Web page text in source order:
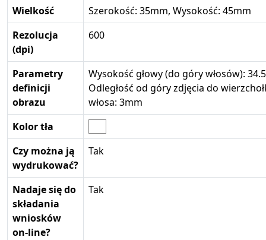
Wielkość
Szerokość: 35mm, Wysokość: 45mm
Rezolucja
(dpi)
600
Parametry
definicji
obrazu
Wysokość głowy (do góry włosów):
Odległość od góry zdjęcia do
włosa: 3mm
Kolor tła
Czy można ją
wydrukować?
Tak
Nadaje się do
składania
wniosków
on-line?
Tak